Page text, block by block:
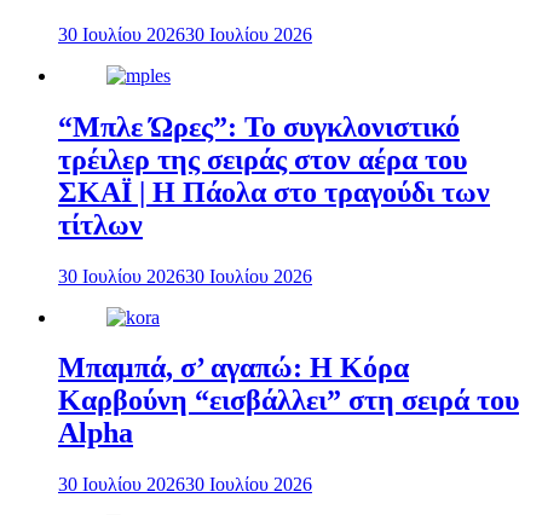
30 Ιουλίου 202630 Ιουλίου 2026
“Μπλε Ώρες”: Το συγκλονιστικό
τρέιλερ της σειράς στον αέρα του
ΣΚΑΪ | Η Πάολα στο τραγούδι των
τίτλων
30 Ιουλίου 202630 Ιουλίου 2026
Μπαμπά, σ’ αγαπώ: Η Κόρα
Καρβούνη “εισβάλλει” στη σειρά του
Alpha
30 Ιουλίου 202630 Ιουλίου 2026